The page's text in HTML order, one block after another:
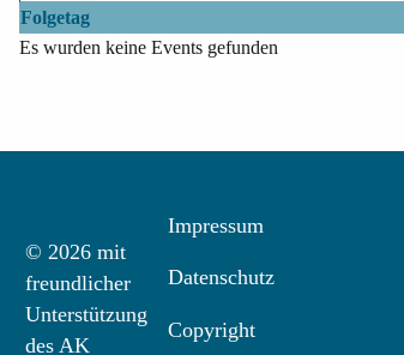
Folgetag
Es wurden keine Events gefunden
© 2026 mit
freundlicher
Unterstützung
des AK
Impressum
Datenschutz
Copyright